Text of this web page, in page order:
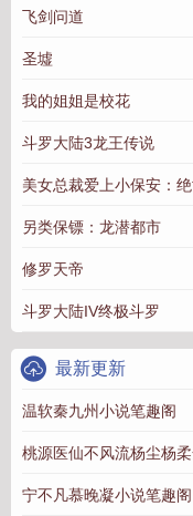
飞剑问道
圣墟
我的姐姐是校花
斗罗大陆3龙王传说
美女总裁爱上小保安：
另类保镖：龙潜都市
修罗天帝
斗罗大陆IV终极斗罗
最新更新
温软秦九州小说笔趣阁
桃源医仙不风流杨尘杨
宁不凡慕晚凝小说笔趣阁